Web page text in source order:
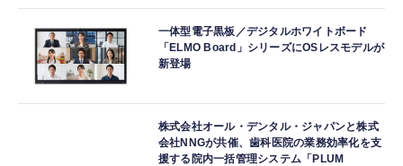
一体型電子黒板／デジタルホワイトボード
「ELMO Board」シリーズにOSレスモデルが
新登場
株式会社オール・デンタル・ジャパンと株式
会社NNGが共催、歯科医院の業務効率化を支
援する院内一括管理システム「PLUM